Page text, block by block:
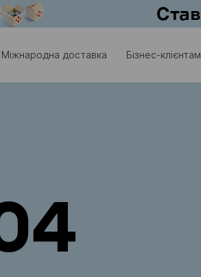
Міжнародна доставка Бізнес-клієнтам